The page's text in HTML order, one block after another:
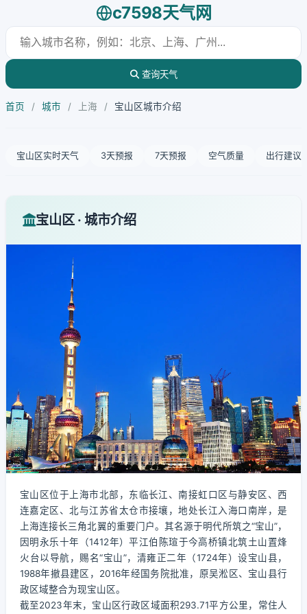
c7598天气网
查询天气
首页 / 城市 / 上海 / 宝山区城市介绍
宝山区实时天气 3天预报 7天预报 空气质量 出行建议
宝山区 · 城市介绍
宝山区位于上海市北部，东临长江、南接虹口区与静安区、西
连嘉定区、北与江苏省太仓市接壤，地处长江入海口南岸，是
上海连接长三角北翼的重要门户。其名源于明代所筑之“宝山”，
因明永乐十年（1412年）平江伯陈瑄于今高桥镇北筑土山置烽
火台以导航，赐名“宝山”，清雍正二年（1724年）设宝山县，
1988年撤县建区，2016年经国务院批准，原吴淞区、宝山县行
政区域整合为现宝山区。
截至2023年末，宝山区行政区域面积293.71平方公里，常住人